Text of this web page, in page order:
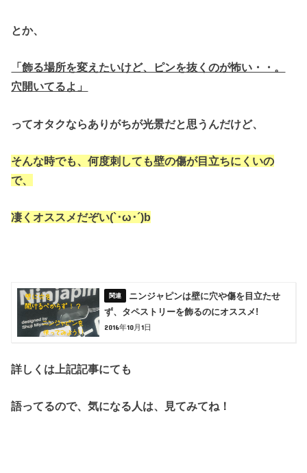
とか、
「飾る場所を変えたいけど、ピンを抜くのが怖い・・。
穴開いてるよ」
ってオタクならありがちが光景だと思うんだけど、
そんな時でも、何度刺しても壁の傷が目立ちにくいの
で、
凄くオススメだぞい(`･ω･´)b
ニンジャピンは壁に穴や傷を目立たせ
ず、タペストリーを飾るのにオススメ!
2016年10月1日
詳しくは上記記事にても
語ってるので、気になる人は、見てみてね！